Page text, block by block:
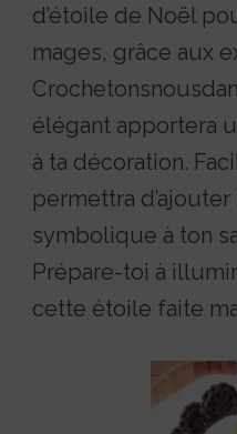
d’étoile de Noël
mages, grâce aux
élégant apportera
à ta décoration.
permettra
symbolique à ton
Prépare-toi à
cette étoile faite